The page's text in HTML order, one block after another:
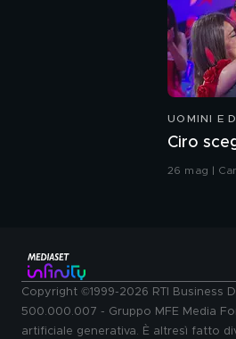
UOMINI E
Ciro
26 mag |
Copyright ©1999-2026 RTI Business
500.000.007 - Gruppo MFE Media
artificiale generativa. È altresì fatto